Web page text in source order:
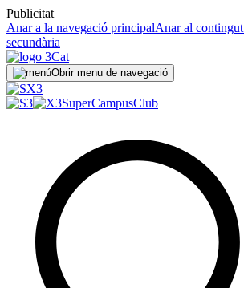
Publicitat
Anar a la navegació principalAnar al contingut
secundària
Obrir menu de navegació
SuperCampusClub